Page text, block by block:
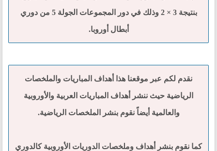
بنتيجة 3 × 2 وذلك في دور المجموعات الجولة 5 من دوري
أبطال أوروبا.
نقدم لكم عبر موقعنا هذا أهداف المباريات والملخصات
الرياضية حيث ننشر أهداف المباريات العربية والأوروبية
والعالمية أيضاً نقوم بنشر الملخصات الرياضية.
كما نقوم بنشر أهداف وملخصات الدوريات الأوروبية كالدوري